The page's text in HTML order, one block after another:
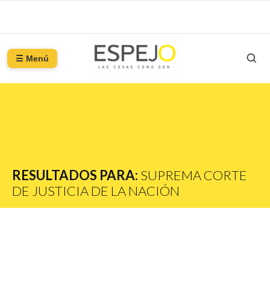
☰ Menú
RESULTADOS PARA: SUPREMA CORTE
DE JUSTICIA DE LA NACIÓN